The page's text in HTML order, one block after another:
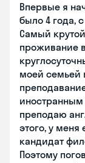
Впервые я
было 4 года,
Самый
проживание
моей семьей
иностранным
преподаю
этого, у
кандидат
Поэтому